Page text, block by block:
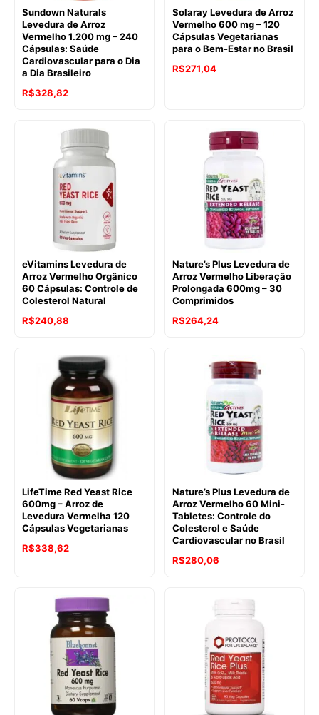
Sundown Naturals
Levedura de Arroz
Vermelho 1.200 mg – 240
Cápsulas: Saúde
Cardiovascular para o Dia
a Dia Brasileiro
R$328,82
Solaray Levedura de Arroz
Vermelho 600 mg – 120
Cápsulas Vegetarianas
para o Bem-Estar no Brasil
R$271,04
eVitamins Levedura de
Arroz Vermelho Orgânico
60 Cápsulas: Controle de
Colesterol Natural
R$240,88
Nature’s Plus Levedura de
Arroz Vermelho Liberação
Prolongada 600mg – 30
Comprimidos
R$264,24
LifeTime Red Yeast Rice
600mg – Arroz de
Levedura Vermelha 120
Cápsulas Vegetarianas
R$338,62
Nature’s Plus Levedura de
Arroz Vermelho 60 Mini-
Tabletes: Controle do
Colesterol e Saúde
Cardiovascular no Brasil
R$280,06